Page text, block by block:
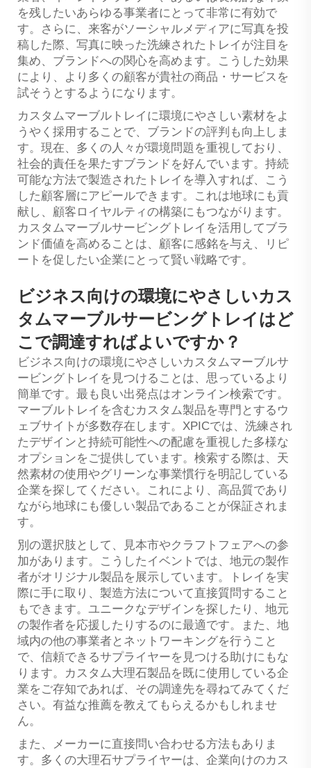
を残したいあらゆる事業者にとって非常に有効で
す。さらに、来客がソーシャルメディアに写真を投
稿した際、写真に映った洗練されたトレイが注目を
集め、ブランドへの関心を高めます。こうした効果
により、より多くの顧客が貴社の商品・サービスを
試そうとするようになります。
カスタムマーブルトレイに環境にやさしい素材をよ
うやく採用することで、ブランドの評判も向上しま
す。現在、多くの人々が環境問題を重視しており、
社会的責任を果たすブランドを好んでいます。持続
可能な方法で製造されたトレイを導入すれば、こう
した顧客層にアピールできます。これは地球にも貢
献し、顧客ロイヤルティの構築にもつながります。
カスタムマーブルサービングトレイを活用してブラ
ンド価値を高めることは、顧客に感銘を与え、リピ
ートを促したい企業にとって賢い戦略です。
ビジネス向けの環境にやさしいカス
タムマーブルサービングトレイはど
こで調達すればよいですか？
ビジネス向けの環境にやさしいカスタムマーブルサ
ービングトレイを見つけることは、思っているより
簡単です。最も良い出発点はオンライン検索です。
マーブルトレイを含むカスタム製品を専門とするウ
ェブサイトが多数存在します。XPICでは、洗練され
たデザインと持続可能性への配慮を重視した多様な
オプションをご提供しています。検索する際は、天
然素材の使用やグリーンな事業慣行を明記している
企業を探してください。これにより、高品質であり
ながら地球にも優しい製品であることが保証されま
す。
別の選択肢として、見本市やクラフトフェアへの参
加があります。こうしたイベントでは、地元の製作
者がオリジナル製品を展示しています。トレイを実
際に手に取り、製造方法について直接質問すること
もできます。ユニークなデザインを探したり、地元
の製作者を応援したりするのに最適です。また、地
域内の他の事業者とネットワーキングを行うこと
で、信頼できるサプライヤーを見つける助けにもな
ります。カスタム大理石製品を既に使用している企
業をご存知であれば、その調達先を尋ねてみてくだ
さい。有益な推薦を教えてもらえるかもしれませ
ん。
また、メーカーに直接問い合わせる方法もありま
す。多くの大理石サプライヤーは、企業向けのカス